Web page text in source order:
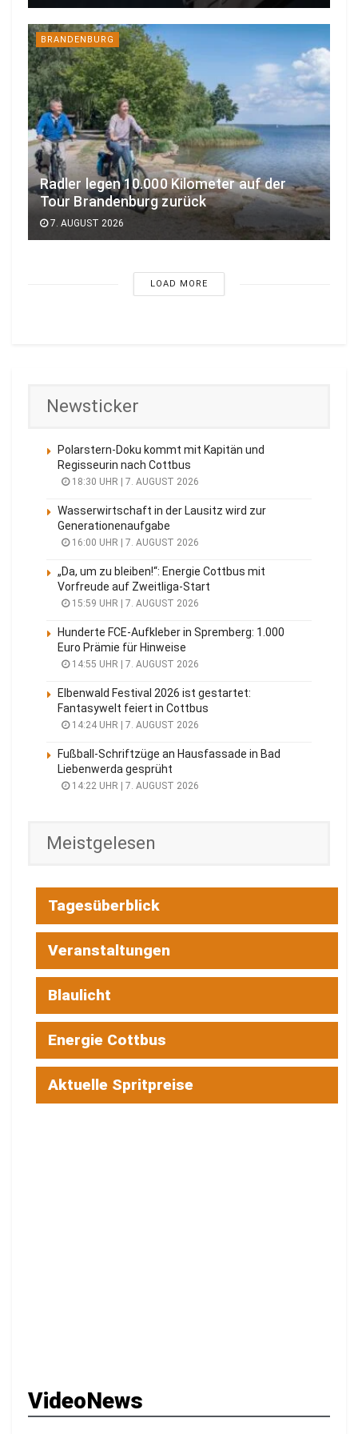
BRANDENBURG
Radler legen 10.000 Kilometer auf der
Tour Brandenburg zurück
7. AUGUST 2026
LOAD MORE
Newsticker
Polarstern-Doku kommt mit Kapitän und
Regisseurin nach Cottbus
18:30 UHR | 7. AUGUST 2026
Wasserwirtschaft in der Lausitz wird zur
Generationenaufgabe
16:00 UHR | 7. AUGUST 2026
„Da, um zu bleiben!“: Energie Cottbus mit
Vorfreude auf Zweitliga-Start
15:59 UHR | 7. AUGUST 2026
Hunderte FCE-Aufkleber in Spremberg: 1.000
Euro Prämie für Hinweise
14:55 UHR | 7. AUGUST 2026
Elbenwald Festival 2026 ist gestartet:
Fantasywelt feiert in Cottbus
14:24 UHR | 7. AUGUST 2026
Fußball-Schriftzüge an Hausfassade in Bad
Liebenwerda gesprüht
14:22 UHR | 7. AUGUST 2026
Meistgelesen
Tagesüberblick
Veranstaltungen
Blaulicht
Energie Cottbus
Aktuelle Spritpreise
VideoNews